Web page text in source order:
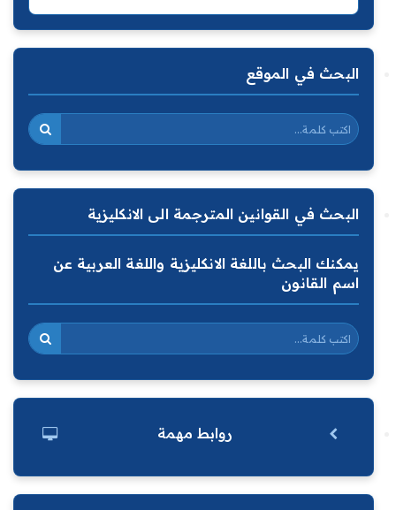
البحث في الموقع
البحث في القوانين المترجمة الى الانكليزية
يمكنك البحث باللغة الانكليزية واللغة العربية عن
اسم القانون
روابط مهمة